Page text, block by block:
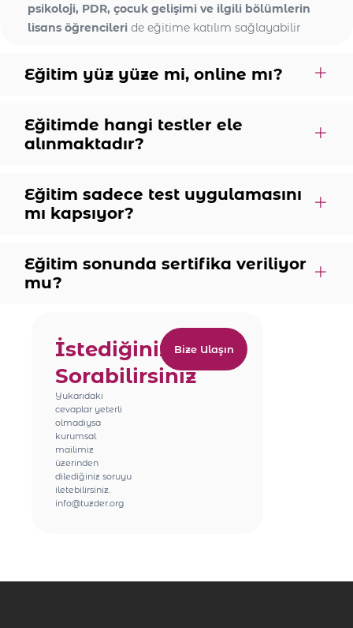
psikoloji, PDR, çocuk gelişimi ve ilgili bölümlerin
lisans öğrencileri de eğitime katılım sağlayabilir
Eğitim yüz yüze mi, online mı?
Eğitimde hangi testler ele
alınmaktadır?
Eğitim sadece test uygulamasını
mı kapsıyor?
Eğitim sonunda sertifika veriliyor
mu?
İstediğinizi
Sorabilirsiniz
Yukarıdaki
cevaplar yeterli
olmadıysa
kurumsal
mailimiz
üzerinden
dilediğiniz soruyu
iletebilirsiniz.
info@tuzder.org
Bize Ulaşın